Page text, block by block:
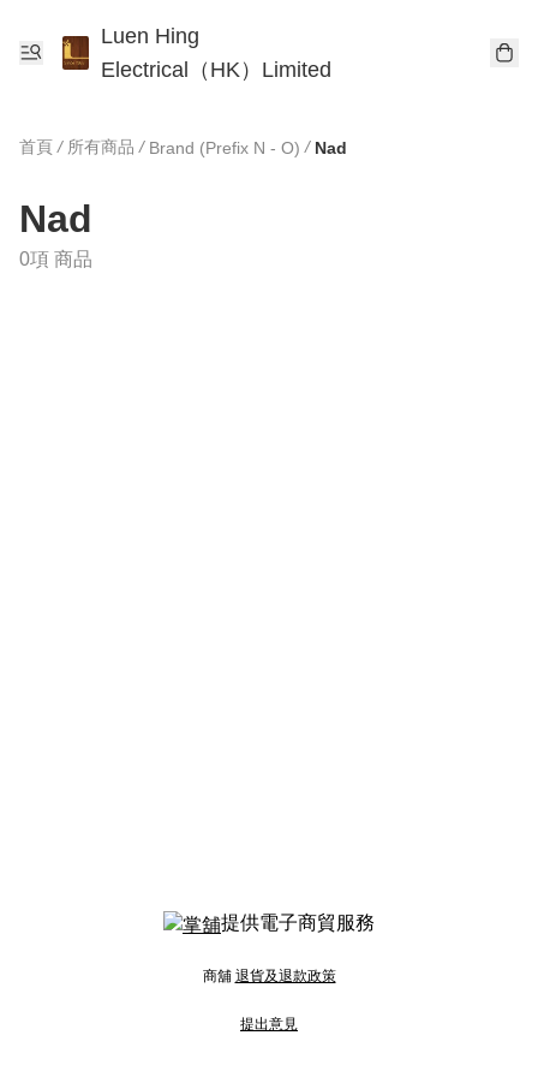
Luen Hing
Electrical（HK）Limited
首頁 / 所有商品 / Brand (Prefix N - O) / Nad
Nad
0項 商品
提供電子商貿服務
商舖 退貨及退款政策
提出意見